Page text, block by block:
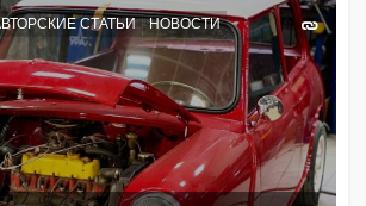
СТАТЬИ НОВОСТИ